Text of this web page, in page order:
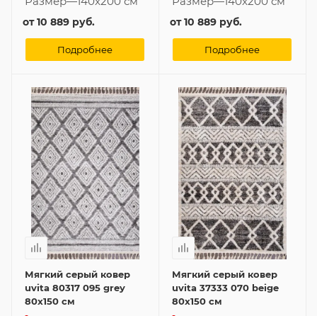
от10 889 руб.
Подробнее
от10 889 руб.
Подробнее
Мягкий серый ковер
uvita 80317 095 grey
80x150 см
Мягкий серый ковер
uvita 37333 070 beige
80x150 см